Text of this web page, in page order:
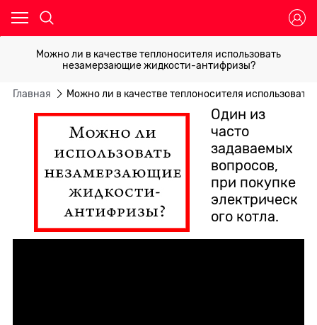
Можно ли в качестве теплоносителя использовать
незамерзающие жидкости-антифризы?
Главная Можно ли в качестве теплоносителя
Один из
часто
задаваемых
вопросов,
при покупке
электрическ
ого котла.